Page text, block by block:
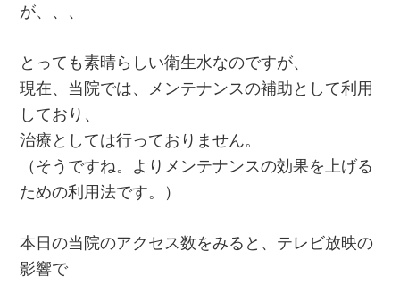
が、、、
とっても素晴らしい衛生水なのですが、
現在、当院では、メンテナンスの補助として利用
しており、
治療としては行っておりません。
（そうですね。よりメンテナンスの効果を上げる
ための利用法です。）
本日の当院のアクセス数をみると、テレビ放映の
影響で